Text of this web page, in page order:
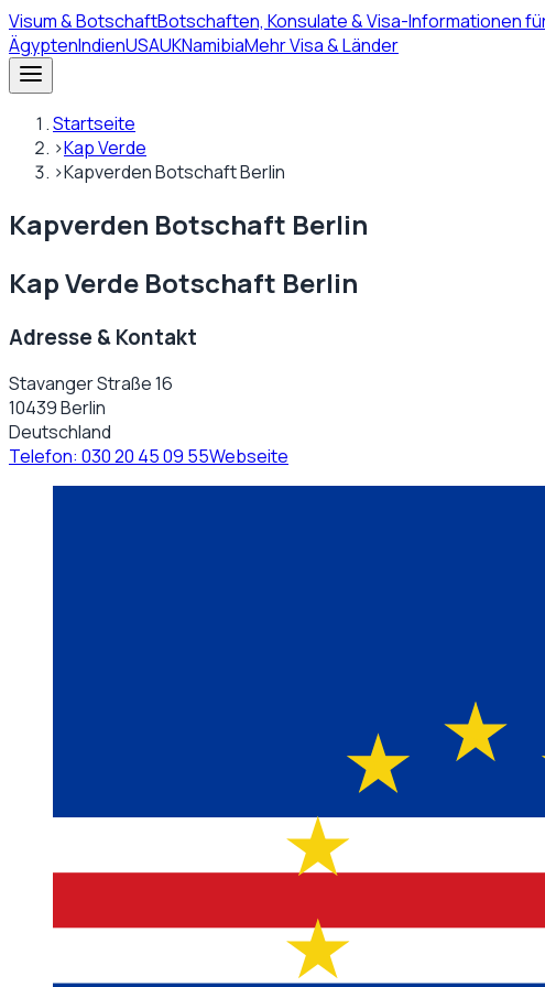
Visum& BotschaftBotschaften, Konsulate & Visa-Informationen
ÄgyptenIndienUSAUKNamibiaMehr Visa & Länder
Startseite
›Kap Verde
›Kapverden Botschaft Berlin
Kapverden Botschaft Berlin
Kap Verde Botschaft Berlin
Adresse & Kontakt
Stavanger Straße 16
10439 Berlin
Deutschland
Telefon: 030 20 45 09 55Webseite